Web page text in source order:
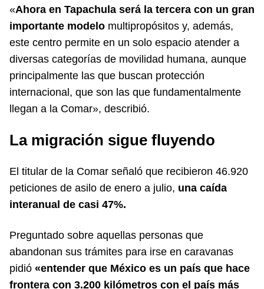
«Ahora en Tapachula será la tercera con un gran
importante modelo multipropósitos y, además,
este centro permite en un solo espacio atender a
diversas categorías de movilidad humana, aunque
principalmente las que buscan protección
internacional, que son las que fundamentalmente
llegan a la Comar», describió.
La migración sigue fluyendo
El titular de la Comar señaló que recibieron 46.920
peticiones de asilo de enero a julio, una caída
interanual de casi 47%.
Preguntado sobre aquellas personas que
abandonan sus trámites para irse en caravanas
pidió «entender que México es un país que hace
frontera con 3.200 kilómetros con el país más